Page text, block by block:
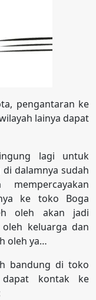
pengantaran ke
lainya dapat
lagi untuk
dalamnya sudah
ke toko Boga
oleh akan jadi
keluarga dan
oleh ya…
bandung di toko
kontak ke